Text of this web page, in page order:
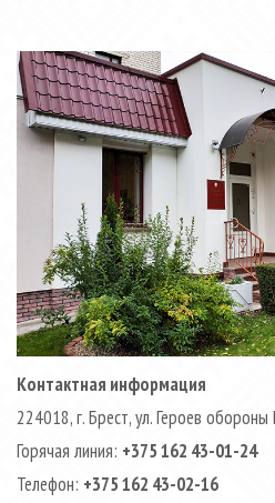
Контактная информация
224018, г. Брест, ул. Героев обороны
Горячая линия: +375 162 43-01-24
Телефон: +375 162 43-02-16